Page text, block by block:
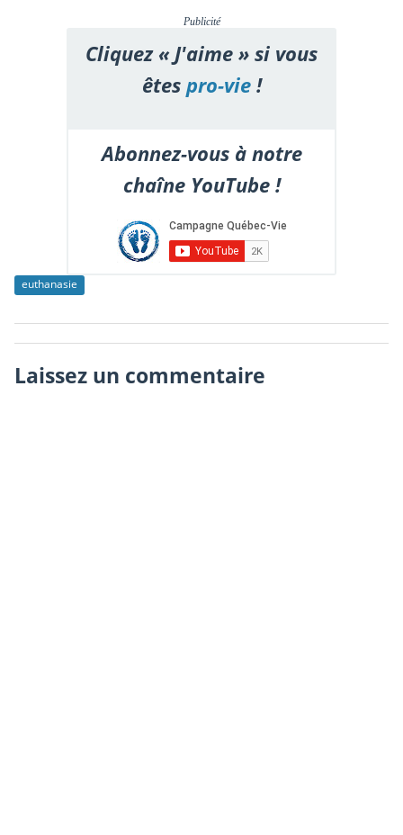
Publicité
Cliquez « J'aime » si vous
êtespro-vie!
Abonnez-vous à notre
chaîne YouTube !
euthanasie
Laissez un commentaire